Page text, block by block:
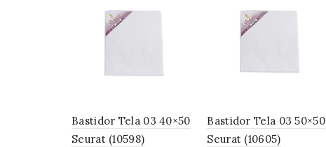
Bastidor Tela 03 40×50
Seurat (10598)
Bastidor Tela 03 50×50
Seurat (10605)